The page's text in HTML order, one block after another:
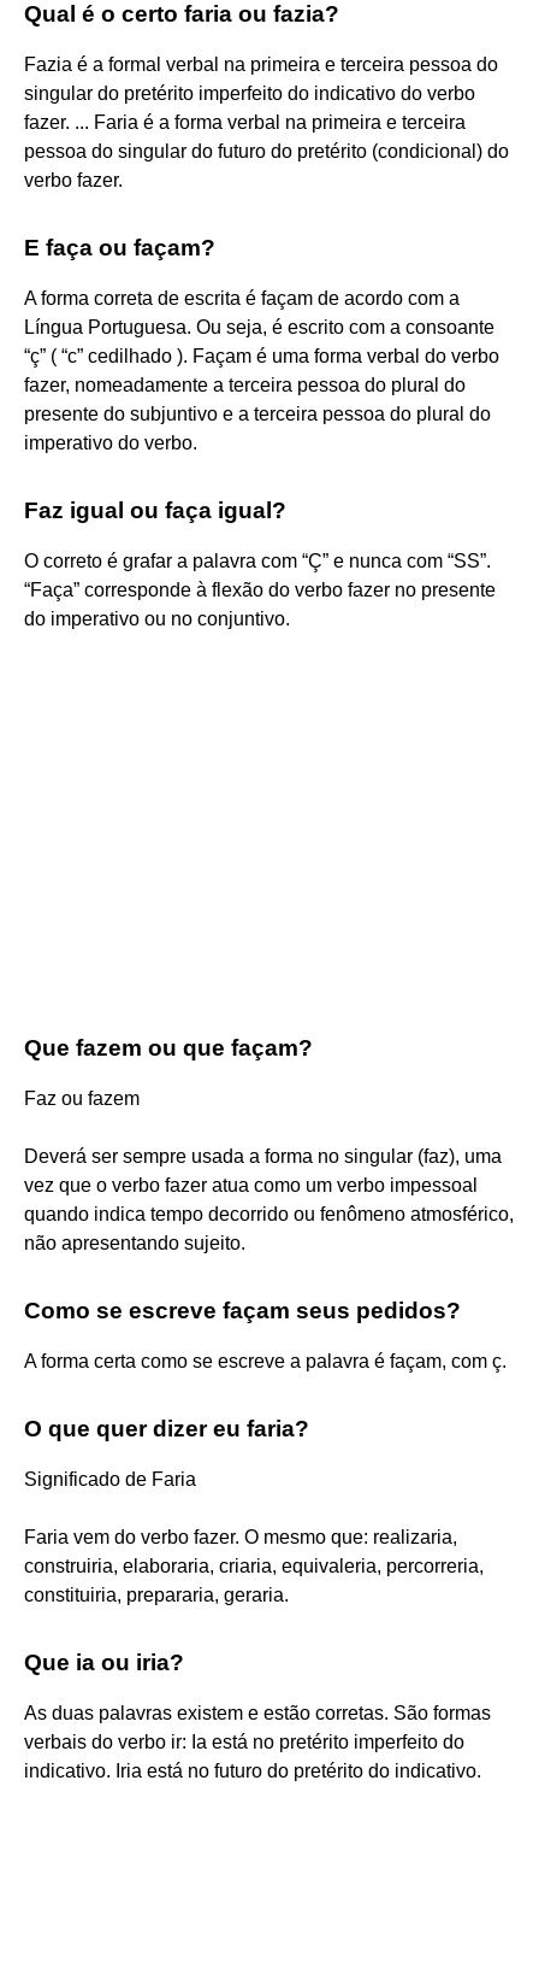
Qual é o certo faria ou fazia?
Fazia é a formal verbal na primeira e terceira pessoa do
singular do pretérito imperfeito do indicativo do verbo
fazer. ... Faria é a forma verbal na primeira e terceira
pessoa do singular do futuro do pretérito (condicional) do
verbo fazer.
E faça ou façam?
A forma correta de escrita é façam de acordo com a
Língua Portuguesa. Ou seja, é escrito com a consoante
“ç” ( “c” cedilhado ). Façam é uma forma verbal do verbo
fazer, nomeadamente a terceira pessoa do plural do
presente do subjuntivo e a terceira pessoa do plural do
imperativo do verbo.
Faz igual ou faça igual?
O correto é grafar a palavra com “Ç” e nunca com “SS”.
“Faça” corresponde à flexão do verbo fazer no presente
do imperativo ou no conjuntivo.
Que fazem ou que façam?
Faz ou fazem
Deverá ser sempre usada a forma no singular (faz), uma
vez que o verbo fazer atua como um verbo impessoal
quando indica tempo decorrido ou fenômeno atmosférico,
não apresentando sujeito.
Como se escreve façam seus pedidos?
A forma certa como se escreve a palavra é façam, com ç.
O que quer dizer eu faria?
Significado de Faria
Faria vem do verbo fazer. O mesmo que: realizaria,
construiria, elaboraria, criaria, equivaleria, percorreria,
constituiria, prepararia, geraria.
Que ia ou iria?
As duas palavras existem e estão corretas. São formas
verbais do verbo ir: Ia está no pretérito imperfeito do
indicativo. Iria está no futuro do pretérito do indicativo.